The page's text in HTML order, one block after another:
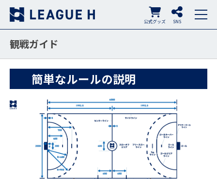
SNS
公式グッズ
観戦ガイド
簡単なルールの説明